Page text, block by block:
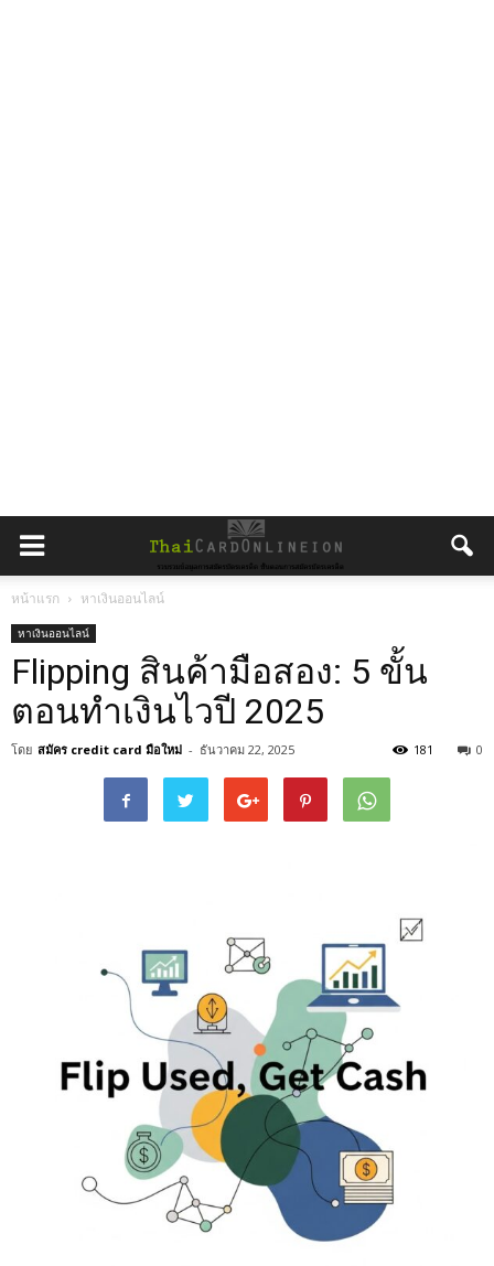
หน้าแรก หาเงินออนไลน์
หาเงินออนไลน์
Flipping สินค้ามือสอง: 5 ขั้น
ตอนทำเงินไวปี 2025
โดย สมัคร credit card มือใหม่ - ธันวาคม 22, 2025 0
181